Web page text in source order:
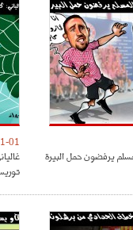
يرفضون حمل البيرة
01